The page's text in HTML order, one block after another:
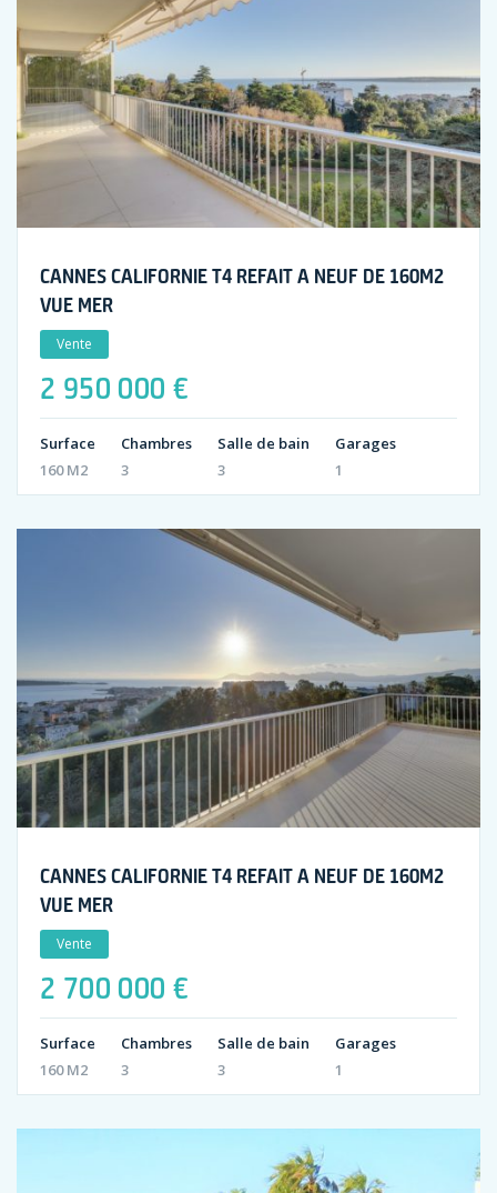
CANNES CALIFORNIE T4 REFAIT A NEUF DE 160M2
VUE MER
Vente
2 950 000 €
Surface
160 M2
Chambres
3
Salle de bain
3
Garages
1
CANNES CALIFORNIE T4 REFAIT A NEUF DE 160M2
VUE MER
Vente
2 700 000 €
Surface
160 M2
Chambres
3
Salle de bain
3
Garages
1